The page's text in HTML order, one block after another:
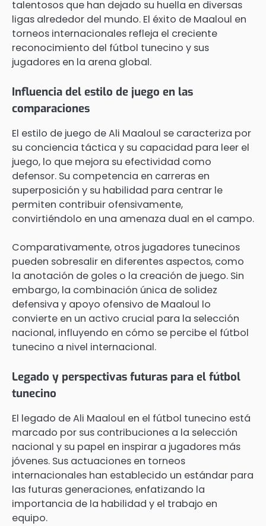
talentosos que han dejado su huella en diversas
ligas alrededor del mundo. El éxito de Maaloul en
torneos internacionales refleja el creciente
reconocimiento del fútbol tunecino y sus
jugadores en la arena global.
Influencia del estilo de juego en las
comparaciones
El estilo de juego de Ali Maaloul se caracteriza por
su conciencia táctica y su capacidad para leer el
juego, lo que mejora su efectividad como
defensor. Su competencia en carreras en
superposición y su habilidad para centrar le
permiten contribuir ofensivamente,
convirtiéndolo en una amenaza dual en el campo.
Comparativamente, otros jugadores tunecinos
pueden sobresalir en diferentes aspectos, como
la anotación de goles o la creación de juego. Sin
embargo, la combinación única de solidez
defensiva y apoyo ofensivo de Maaloul lo
convierte en un activo crucial para la selección
nacional, influyendo en cómo se percibe el fútbol
tunecino a nivel internacional.
Legado y perspectivas futuras para el fútbol
tunecino
El legado de Ali Maaloul en el fútbol tunecino está
marcado por sus contribuciones a la selección
nacional y su papel en inspirar a jugadores más
jóvenes. Sus actuaciones en torneos
internacionales han establecido un estándar para
las futuras generaciones, enfatizando la
importancia de la habilidad y el trabajo en
equipo.